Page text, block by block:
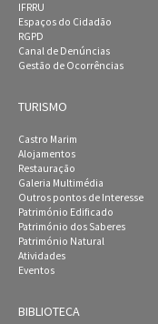
IFRRU
Espaços do Cidadão
RGPD
Canal de Denúncias
Gestão de Ocorrências
TURISMO
Castro Marim
Alojamentos
Restauração
Galeria Multimédia
Outros pontos de Interesse
Património Edificado
Património dos Saberes
Património Natural
Atividades
Eventos
BIBLIOTECA